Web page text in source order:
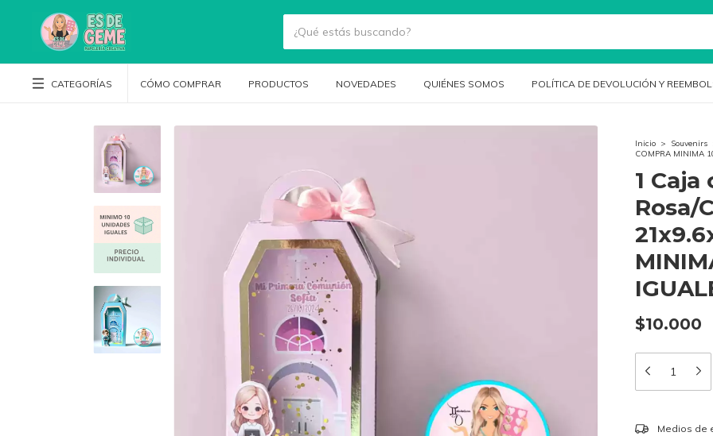
CATEGORÍAS CÓMO COMPRAR PRODUCTOS NOVEDADES QUIÉNES SOMOS POLÍTICA DE DEVOLUCIÓN Y
Inicio > Souvenirs
COMPRA MINIMA
1
Rosa/
$10.000
Entregas para el
Medios de